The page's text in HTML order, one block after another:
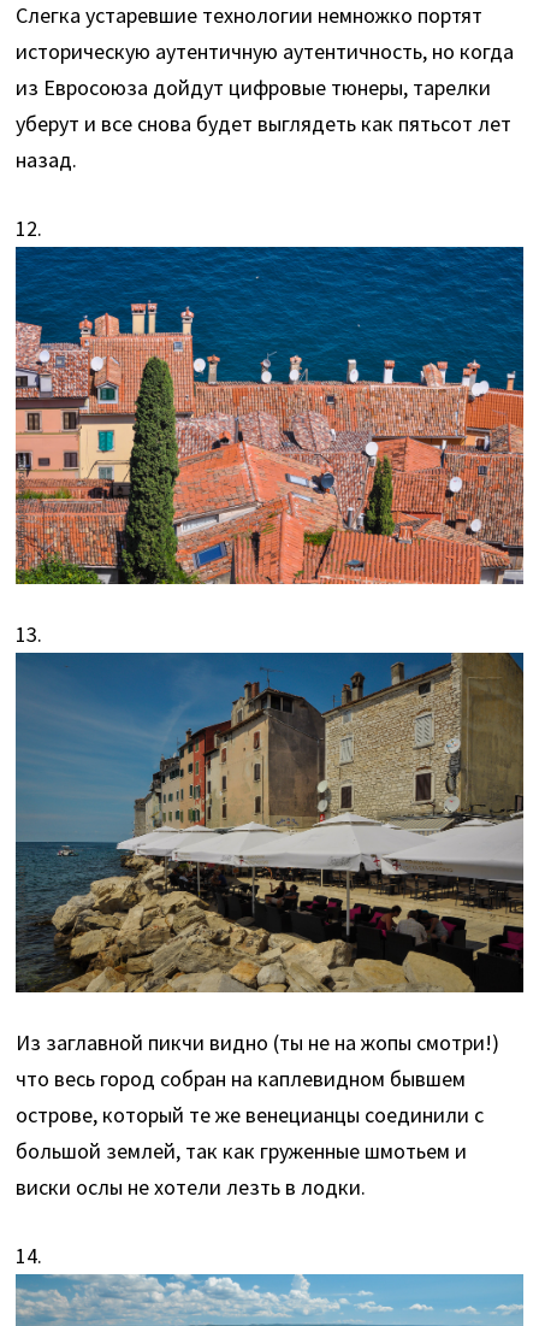
Слегка устаревшие технологии немножко портят
историческую аутентичную аутентичность, но когда
из Евросоюза дойдут цифровые тюнеры, тарелки
уберут и все снова будет выглядеть как пятьсот лет
назад.
12.
13.
Из заглавной пикчи видно (ты не на жопы смотри!)
что весь город собран на каплевидном бывшем
острове, который те же венецианцы соединили с
большой землей, так как груженные шмотьем и
виски ослы не хотели лезть в лодки.
14.